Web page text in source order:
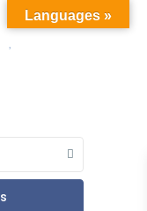
Languages »